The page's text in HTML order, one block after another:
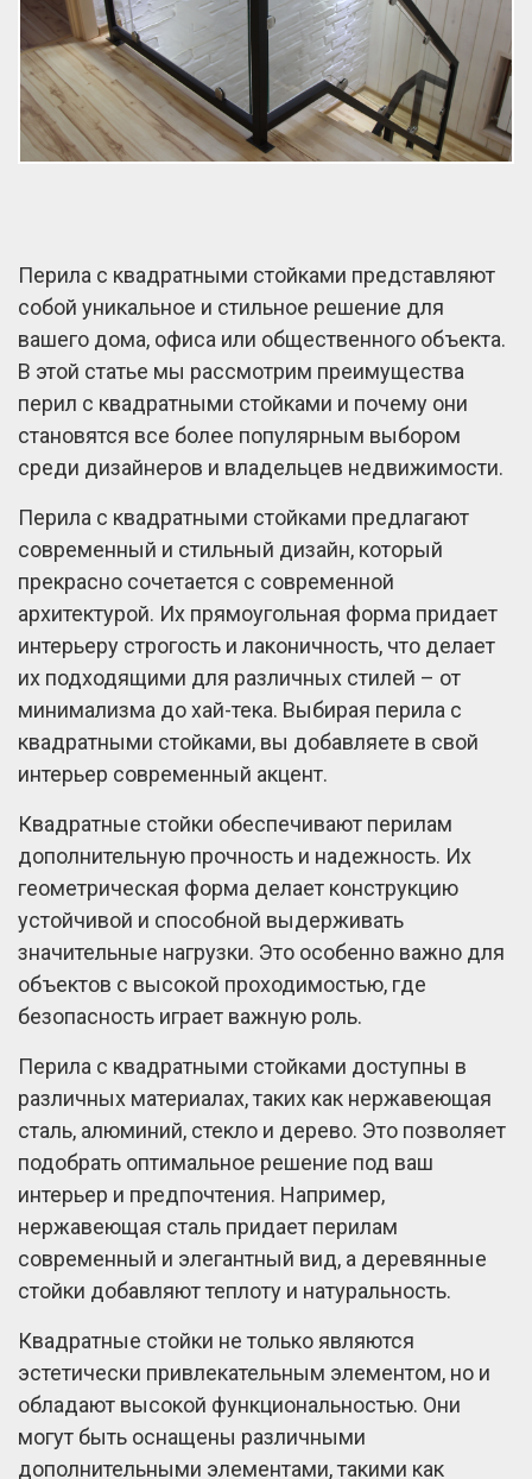
Перила с квадратными стойками представляют
собой уникальное и стильное решение для
вашего дома, офиса или общественного объекта.
В этой статье мы рассмотрим преимущества
перил с квадратными стойками и почему они
становятся все более популярным выбором
среди дизайнеров и владельцев недвижимости.
Перила с квадратными стойками предлагают
современный и стильный дизайн, который
прекрасно сочетается с современной
архитектурой. Их прямоугольная форма придает
интерьеру строгость и лаконичность, что делает
их подходящими для различных стилей – от
минимализма до хай-тека. Выбирая перила с
квадратными стойками, вы добавляете в свой
интерьер современный акцент.
Квадратные стойки обеспечивают перилам
дополнительную прочность и надежность. Их
геометрическая форма делает конструкцию
устойчивой и способной выдерживать
значительные нагрузки. Это особенно важно для
объектов с высокой проходимостью, где
безопасность играет важную роль.
Перила с квадратными стойками доступны в
различных материалах, таких как нержавеющая
сталь, алюминий, стекло и дерево. Это позволяет
подобрать оптимальное решение под ваш
интерьер и предпочтения. Например,
нержавеющая сталь придает перилам
современный и элегантный вид, а деревянные
стойки добавляют теплоту и натуральность.
Квадратные стойки не только являются
эстетически привлекательным элементом, но и
обладают высокой функциональностью. Они
могут быть оснащены различными
дополнительными элементами, такими как